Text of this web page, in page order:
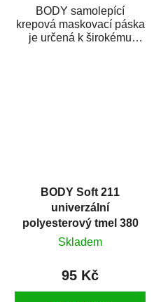
BODY samolepící
krepová maskovací páska
je určená k širokému
BODY Soft 211
univerzální
polyesterový tmel 380
g
Skladem
95 Kč